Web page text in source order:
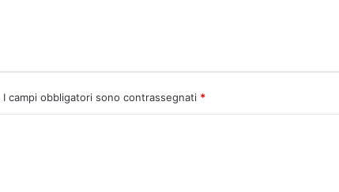
I campi obbligatori sono contrassegnati *